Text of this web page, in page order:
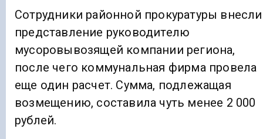
Сотрудники районной прокуратуры внесли
представление руководителю
мусоровывозящей компании региона,
после чего коммунальная фирма провела
еще один расчет. Сумма, подлежащая
возмещению, составила чуть менее 2 000
рублей.